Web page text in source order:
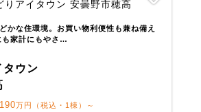
かな住環境。お買い物利便性も兼ね備え
も家計にもやさ…
タウン
万円（税込・1棟）～